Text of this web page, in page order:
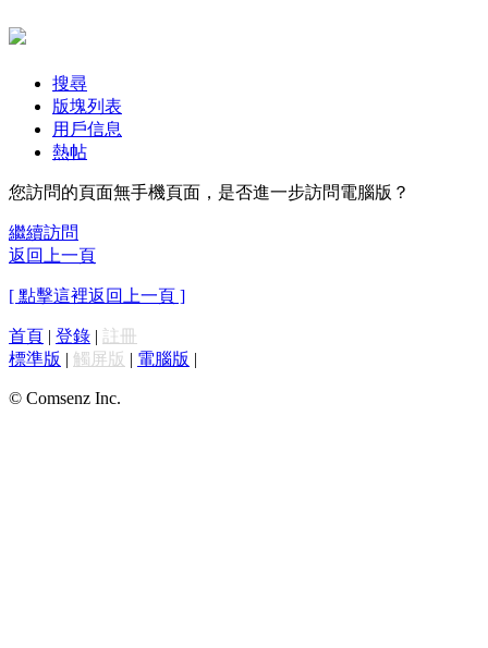
搜尋
版塊列表
用戶信息
熱帖
您訪問的頁面無手機頁面，是否進一步訪問電腦版？
繼續訪問
返回上一頁
[ 點擊這裡返回上一頁 ]
首頁 | 登錄 | 註冊
標準版 | 觸屏版 | 電腦版 |
© Comsenz Inc.